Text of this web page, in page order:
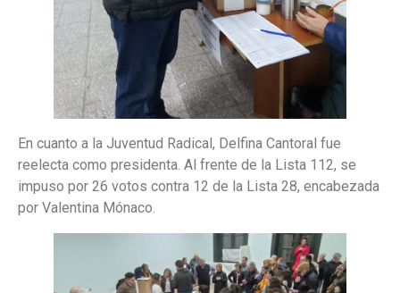
En cuanto a la Juventud Radical, Delfina Cantoral fue
reelecta como presidenta. Al frente de la Lista 112, se
impuso por 26 votos contra 12 de la Lista 28, encabezada
por Valentina Mónaco.